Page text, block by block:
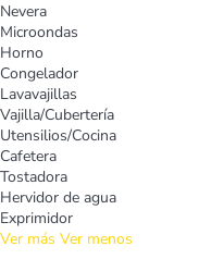
Nevera
Microondas
Horno
Congelador
Lavavajillas
Vajilla/Cubertería
Utensilios/Cocina
Cafetera
Tostadora
Hervidor de agua
Exprimidor
Ver más Ver menos